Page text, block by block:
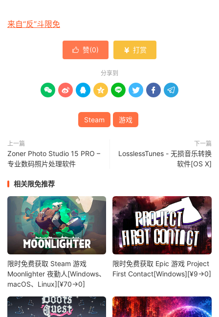
来自“反”斗限免
 赞(0)  打赏
分享到
       
Steam 游戏
上一篇
Zoner Photo Studio 15 PRO –
专业数码照片处理软件
下一篇
LosslessTunes - 无损音乐转换
软件[OS X]
相关限免推荐
限时免费获取 Steam 游戏
Moonlighter 夜勤人[Windows、
macOS、Linux][¥70→0]
限时免费获取 Epic 游戏 Project
First Contact[Windows][¥9→0]